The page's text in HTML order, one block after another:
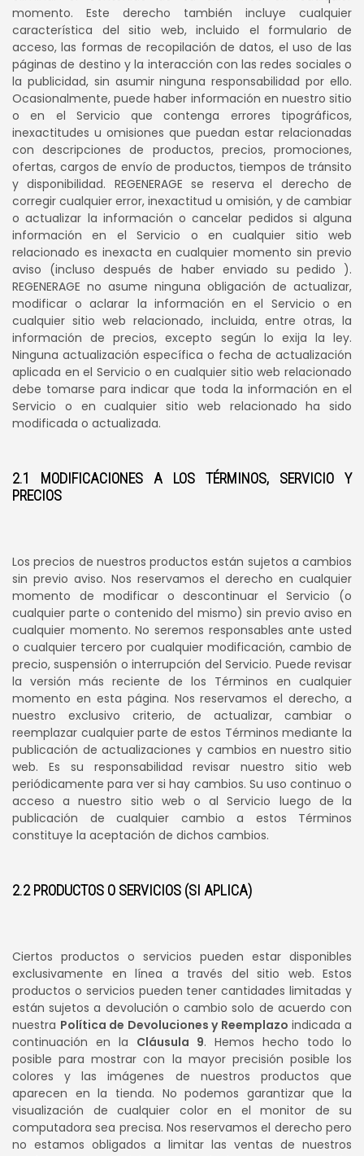
momento. Este derecho también incluye cualquier
característica del sitio web, incluido el formulario de
acceso, las formas de recopilación de datos, el uso de las
páginas de destino y la interacción con las redes sociales o
la publicidad, sin asumir ninguna responsabilidad por ello.
Ocasionalmente, puede haber información en nuestro sitio
o en el Servicio que contenga errores tipográficos,
inexactitudes u omisiones que puedan estar relacionadas
con descripciones de productos, precios, promociones,
ofertas, cargos de envío de productos, tiempos de tránsito
y disponibilidad. REGENERAGE se reserva el derecho de
corregir cualquier error, inexactitud u omisión, y de cambiar
o actualizar la información o cancelar pedidos si alguna
información en el Servicio o en cualquier sitio web
relacionado es inexacta en cualquier momento sin previo
aviso (incluso después de haber enviado su pedido ).
REGENERAGE no asume ninguna obligación de actualizar,
modificar o aclarar la información en el Servicio o en
cualquier sitio web relacionado, incluida, entre otras, la
información de precios, excepto según lo exija la ley.
Ninguna actualización específica o fecha de actualización
aplicada en el Servicio o en cualquier sitio web relacionado
debe tomarse para indicar que toda la información en el
Servicio o en cualquier sitio web relacionado ha sido
modificada o actualizada.
2.1 MODIFICACIONES A LOS TÉRMINOS, SERVICIO Y
PRECIOS
Los precios de nuestros productos están sujetos a cambios
sin previo aviso. Nos reservamos el derecho en cualquier
momento de modificar o descontinuar el Servicio (o
cualquier parte o contenido del mismo) sin previo aviso en
cualquier momento. No seremos responsables ante usted
o cualquier tercero por cualquier modificación, cambio de
precio, suspensión o interrupción del Servicio. Puede revisar
la versión más reciente de los Términos en cualquier
momento en esta página. Nos reservamos el derecho, a
nuestro exclusivo criterio, de actualizar, cambiar o
reemplazar cualquier parte de estos Términos mediante la
publicación de actualizaciones y cambios en nuestro sitio
web. Es su responsabilidad revisar nuestro sitio web
periódicamente para ver si hay cambios. Su uso continuo o
acceso a nuestro sitio web o al Servicio luego de la
publicación de cualquier cambio a estos Términos
constituye la aceptación de dichos cambios.
2.2 PRODUCTOS O SERVICIOS (SI APLICA)
Ciertos productos o servicios pueden estar disponibles
exclusivamente en línea a través del sitio web. Estos
productos o servicios pueden tener cantidades limitadas y
están sujetos a devolución o cambio solo de acuerdo con
nuestra Política de Devoluciones y Reemplazo indicada a
continuación en la Cláusula 9. Hemos hecho todo lo
posible para mostrar con la mayor precisión posible los
colores y las imágenes de nuestros productos que
aparecen en la tienda. No podemos garantizar que la
visualización de cualquier color en el monitor de su
computadora sea precisa. Nos reservamos el derecho pero
no estamos obligados a limitar las ventas de nuestros